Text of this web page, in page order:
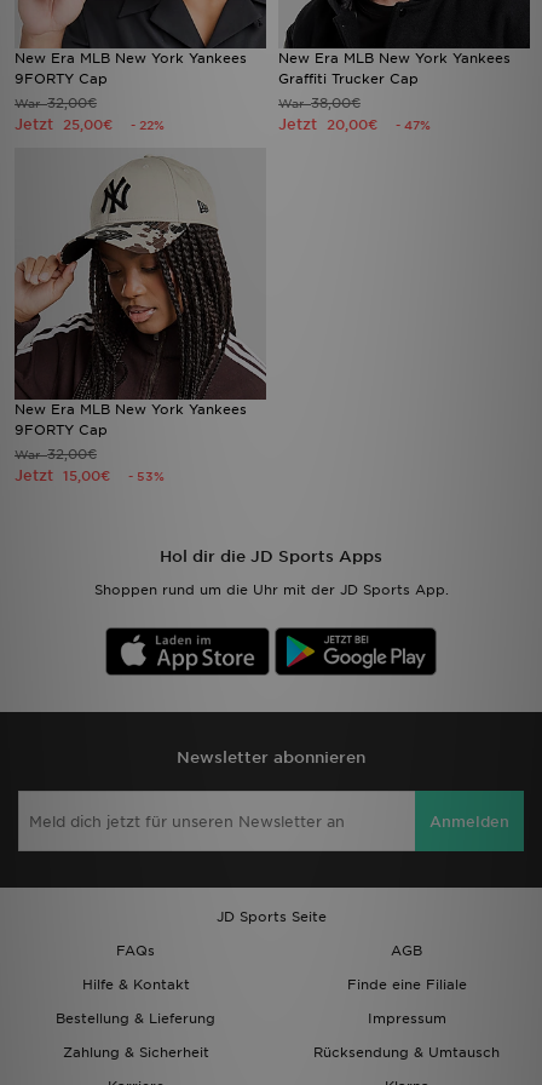
New Era MLB New York Yankees
9FORTY Cap
War32,00€
Jetzt 25,00€ - 22%
New Era MLB New York Yankees
Graffiti Trucker Cap
War38,00€
Jetzt 20,00€ - 47%
New Era MLB New York Yankees
9FORTY Cap
War32,00€
Jetzt 15,00€ - 53%
Hol dir die JD Sports Apps
Shoppen rund um die Uhr mit der JD Sports App.
Newsletter abonnieren
Anmelden
JD Sports Seite
FAQs
AGB
Hilfe & Kontakt
Finde eine Filiale
Bestellung & Lieferung
Impressum
Zahlung & Sicherheit
Rücksendung & Umtausch